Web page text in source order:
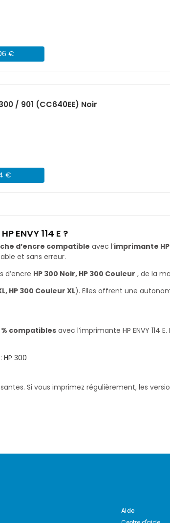
€
/ 901 (CC640EE) Noir
€
ENVY 114 E ?
d’encre compatible avec l’imprimante HP
et sans erreur.
d’encre HP 300 Noir, HP 300 Couleur , de la
HP 300 Couleur XL). Elles offrent une
% compatibles avec l’imprimante HP ENVY
HP 300
Si vous imprimez régulièrement, les
Aide